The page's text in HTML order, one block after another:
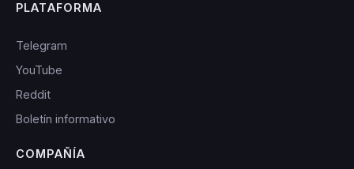
PLATAFORMA
Telegram
YouTube
Reddit
Boletín informativo
COMPAÑÍA